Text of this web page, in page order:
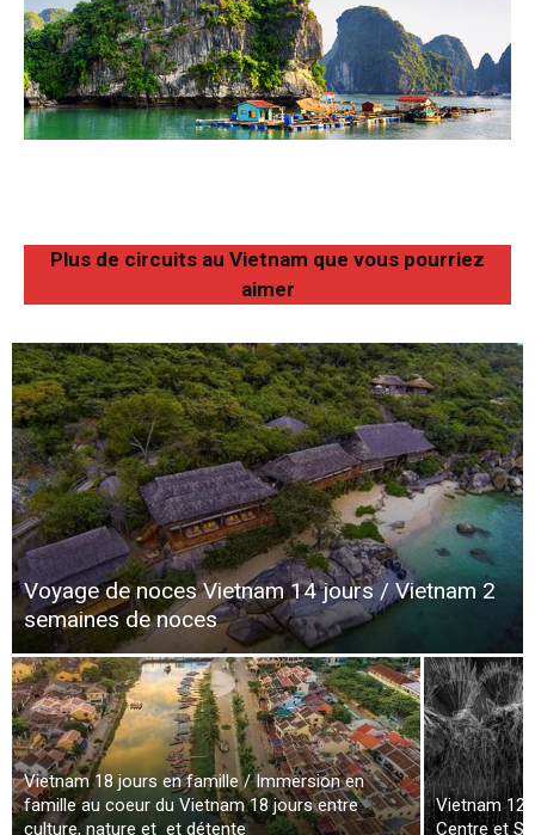
Plus de circuits au Vietnam que vous pourriez
aimer
Voyage de noces Vietnam 14 jours / Vietnam 2
semaines de noces
Vietnam 18 jours en famille / Immersion en
famille au coeur du Vietnam 18 jours entre
culture, nature et et détente
Vietnam 12
Centre et